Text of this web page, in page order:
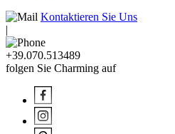
Kontaktieren Sie Uns
|
+39.070.513489
folgen Sie Charming auf